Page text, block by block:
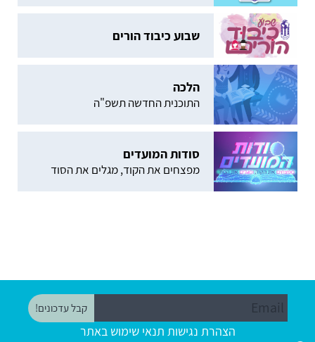
שבוע כיבוד הורים
הלכה
התוכנית החדשה תשפ"ה
סודות המועדים
מפצחים את הקוד, מגלים את הסוד
הצהרת נגישות תנאי שימוש באתר